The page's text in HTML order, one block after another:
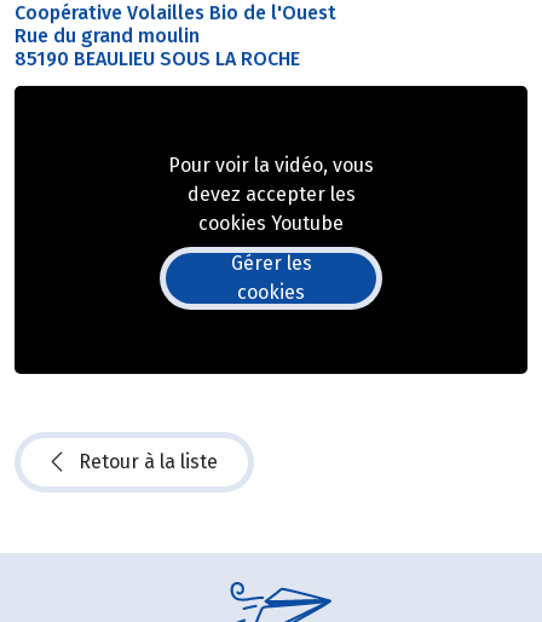
Coopérative Volailles Bio de l'Ouest
Rue du grand moulin
85190 BEAULIEU SOUS LA ROCHE
Pour voir la vidéo, vous
devez accepter les
cookies Youtube
Gérer les
cookies
Retour à la liste